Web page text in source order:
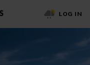
LOG IN